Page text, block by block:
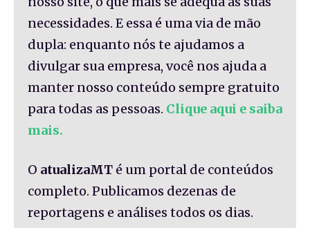
necessidades. E essa é uma via de mão
dupla: enquanto nós te ajudamos a
divulgar sua empresa, você nos ajuda a
manter nosso conteúdo sempre gratuito
para todas as pessoas. Clique aqui e saiba
mais.
O atualizaMT é um portal de conteúdos
completo. Publicamos dezenas de
reportagens e análises todos os dias.